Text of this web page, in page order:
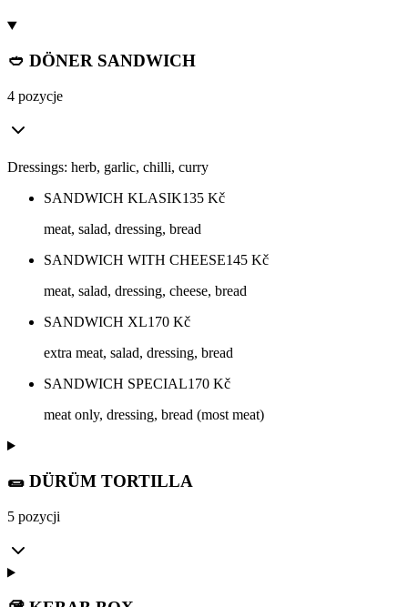
🥙 DÖNER SANDWICH
4 pozycje
Dressings: herb, garlic, chilli, curry
SANDWICH KLASIK135 Kč
meat, salad, dressing, bread
SANDWICH WITH CHEESE145 Kč
meat, salad, dressing, cheese, bread
SANDWICH XL170 Kč
extra meat, salad, dressing, bread
SANDWICH SPECIAL170 Kč
meat only, dressing, bread (most meat)
🌯 DÜRÜM TORTILLA
5 pozycji